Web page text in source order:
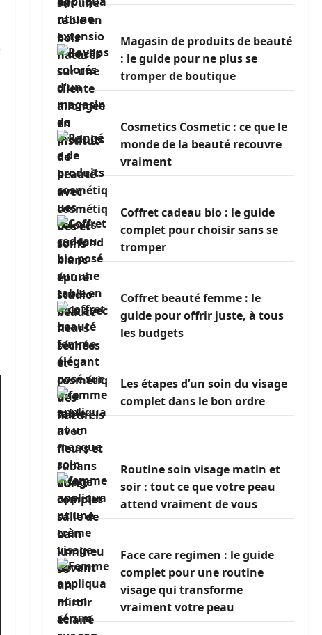
Magasin de produits de beauté
: le guide pour ne plus se
tromper de boutique
Cosmetics Cosmetic : ce que le
monde de la beauté recouvre
vraiment
Coffret cadeau bio : le guide
complet pour choisir sans se
tromper
Coffret beauté femme : le
guide pour offrir juste, à tous
les budgets
Les étapes d’un soin du visage
complet dans le bon ordre
Routine soin visage matin et
soir : tout ce que votre peau
attend vraiment de vous
Face care regimen : le guide
complet pour une routine
visage qui transforme
vraiment votre peau